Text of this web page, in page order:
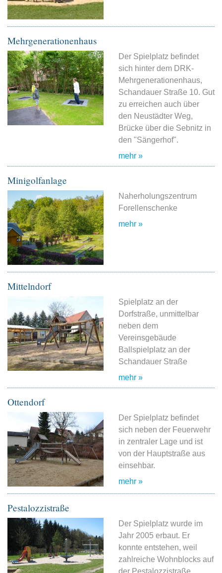
Mehrgenerationenhaus
Der Spielplatz befindet
sich hinter dem DRK-
Mehrgenerationenhaus,
Schandauer Straße 10. Gut
zu erreichen auch über
den Neustädter Weg,
Brücke über die Sebnitz in
den "Sängerhof".
mehr »
Minigolfanlage
Naherholungszentrum
Forellenschenke
mehr »
Mittelndorf
Spielplatz an der
Dorfstraße, unmittelbar
neben dem
Vereinsgebäude
Ballspielplatz an der
Schandauer Straße
mehr »
Ottendorf
Der Spielplatz befindet
sich neben der Feuerwehr
in zentraler Lage und ist
von der Hauptstraße aus
einsehbar.
mehr »
Pestalozzistraße
Der Spielplatz wurde im
Jahr 2005 erbaut. Er
konnte entstehen, weil
zahlreiche Wohnblocks auf